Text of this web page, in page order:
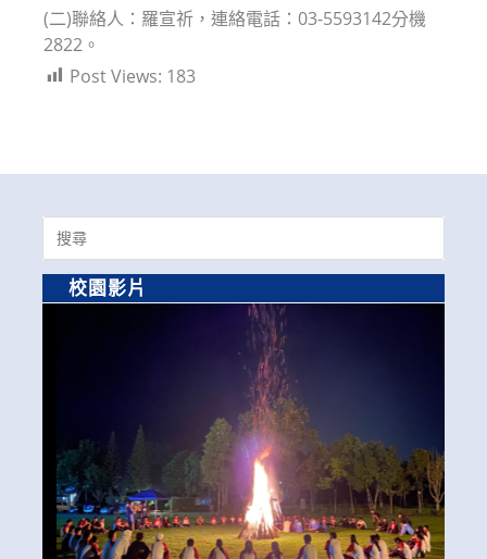
(二)聯絡人：羅宣祈，連絡電話：03-5593142分機
2822。
Post Views: 183
Search
for:
校園影片